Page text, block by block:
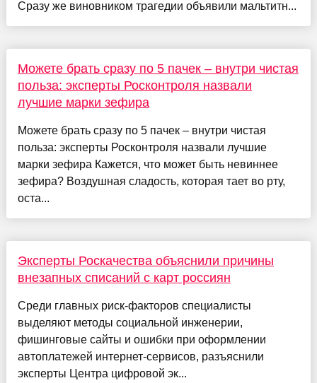
Сразу же виновником трагедии объявили мальтитн...
Можете брать сразу по 5 пачек – внутри чистая
польза: эксперты Росконтроля назвали
лучшие марки зефира
Можете брать сразу по 5 пачек – внутри чистая
польза: эксперты Росконтроля назвали лучшие
марки зефира Кажется, что может быть невиннее
зефира? Воздушная сладость, которая тает во рту,
оста...
Эксперты Роскачества объяснили причины
внезапных списаний с карт россиян
Среди главных риск-факторов специалисты
выделяют методы социальной инженерии,
фишинговые сайты и ошибки при оформлении
автоплатежей интернет-сервисов, разъяснили
эксперты Центра цифровой эк...